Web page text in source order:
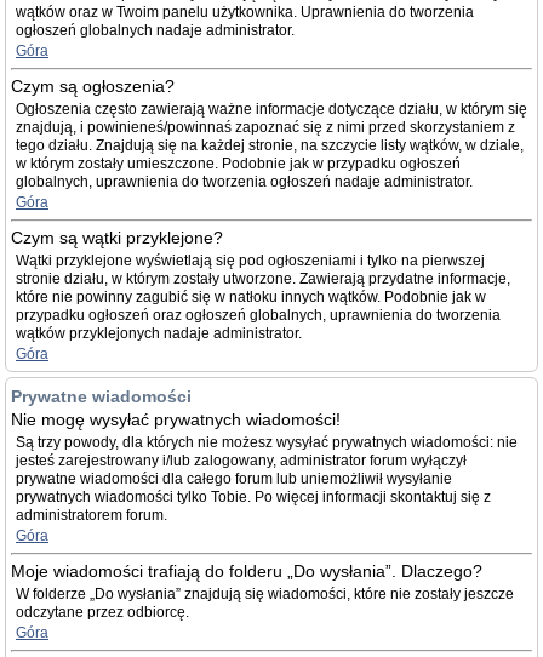
wątków oraz w Twoim panelu użytkownika. Uprawnienia do tworzenia
ogłoszeń globalnych nadaje administrator.
Góra
Czym są ogłoszenia?
Ogłoszenia często zawierają ważne informacje dotyczące działu, w którym się
znajdują, i powinieneś/powinnaś zapoznać się z nimi przed skorzystaniem z
tego działu. Znajdują się na każdej stronie, na szczycie listy wątków, w dziale,
w którym zostały umieszczone. Podobnie jak w przypadku ogłoszeń
globalnych, uprawnienia do tworzenia ogłoszeń nadaje administrator.
Góra
Czym są wątki przyklejone?
Wątki przyklejone wyświetlają się pod ogłoszeniami i tylko na pierwszej
stronie działu, w którym zostały utworzone. Zawierają przydatne informacje,
które nie powinny zagubić się w natłoku innych wątków. Podobnie jak w
przypadku ogłoszeń oraz ogłoszeń globalnych, uprawnienia do tworzenia
wątków przyklejonych nadaje administrator.
Góra
Prywatne wiadomości
Nie mogę wysyłać prywatnych wiadomości!
Są trzy powody, dla których nie możesz wysyłać prywatnych wiadomości: nie
jesteś zarejestrowany i/lub zalogowany, administrator forum wyłączył
prywatne wiadomości dla całego forum lub uniemożliwił wysyłanie
prywatnych wiadomości tylko Tobie. Po więcej informacji skontaktuj się z
administratorem forum.
Góra
Moje wiadomości trafiają do folderu „Do wysłania”. Dlaczego?
W folderze „Do wysłania” znajdują się wiadomości, które nie zostały jeszcze
odczytane przez odbiorcę.
Góra